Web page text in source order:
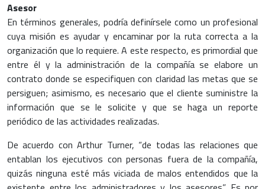
Asesor
En términos generales, podría definírsele como un profesional
cuya misión es ayudar y encaminar por la ruta correcta a la
organización que lo requiere. A este respecto, es primordial que
entre él y la administración de la compañía se elabore un
contrato donde se especifiquen con claridad las metas que se
persiguen; asimismo, es necesario que el cliente suministre la
información que se le solicite y que se haga un reporte
periódico de las actividades realizadas.
De acuerdo con Arthur Turner, “de todas las relaciones que
entablan los ejecutivos con personas fuera de la compañía,
quizás ninguna esté más viciada de malos entendidos que la